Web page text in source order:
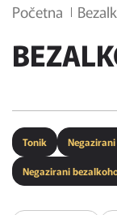
Početna
Tonik
Negazirani